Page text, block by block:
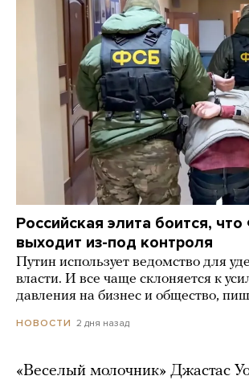
Российская элита боится,
выходит из-под контроля
Путин использует ведомство для
власти. И все чаще склоняется к
давления на бизнес и общество,
НОВОСТИ 2 дня назад
«Веселый молочник» Джастас